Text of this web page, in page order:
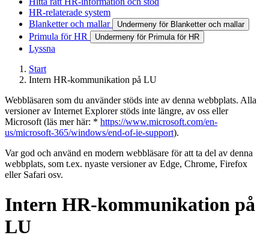
HR-relaterade system
Blanketter och mallar
Undermeny för Blanketter och mallar
Primula för HR Undermeny för Primula för HR
Lyssna
Start
Intern HR-kommunikation på LU
Webbläsaren som du använder stöds inte av denna webbplats. Alla
versioner av Internet Explorer stöds inte längre, av oss eller
Microsoft (läs mer här: * https://www.microsoft.com/en-
us/microsoft-365/windows/end-of-ie-support).
Var god och använd en modern webbläsare för att ta del av denna
webbplats, som t.ex. nyaste versioner av Edge, Chrome, Firefox
eller Safari osv.
Intern HR-kommunikation på
LU